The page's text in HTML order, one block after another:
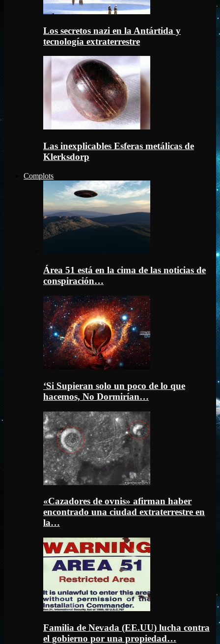
Los secretos nazi en la Antártida y
tecnología extraterrestre
Las inexplicables Esferas metálicas de
Klerksdorp
Complots
Área 51 está en la cima de las noticias de
conspiración…
‘Si Supieran solo un poco de lo que
hacemos, No Dormirían…
«Cazadores de ovnis» afirman haber
encontrado una ciudad extraterrestre en
la…
Familia de Nevada (EE.UU) lucha contra
el gobierno por una propiedad…